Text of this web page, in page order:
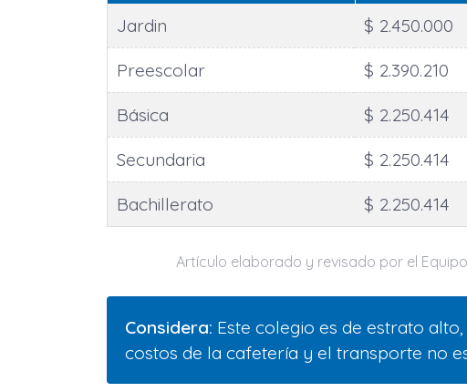
Jardin
$ 2.450.000
Preescolar $ 2.390.210
Básica $ 2.250.414
Secundaria $ 2.250.414
Bachillerato $ 2.250.414
Artículo elaborado y revisado por el
Considera: Este colegio es de estrato
costos de la cafetería y el transporte no